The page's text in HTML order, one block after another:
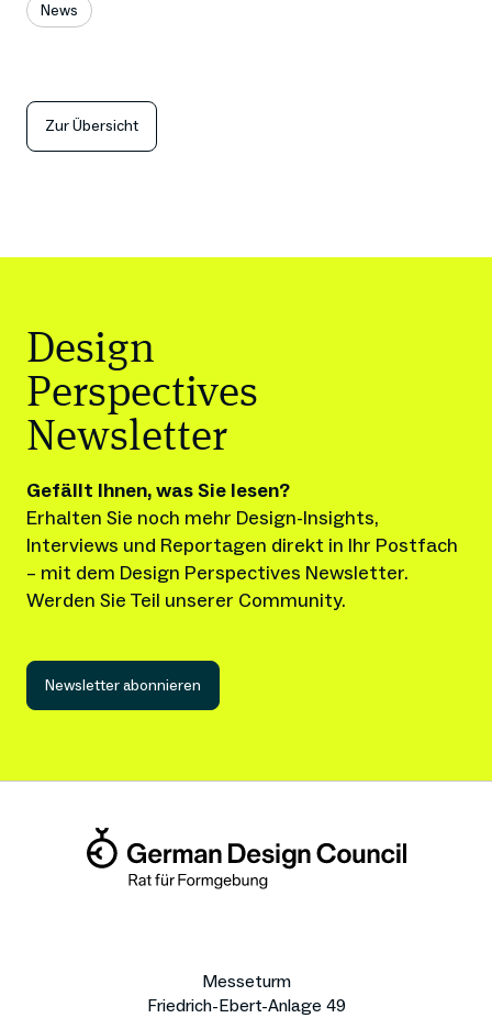
News
Zur Übersicht
Design
Perspectives
Newsletter
Gefällt Ihnen, was Sie lesen?
Erhalten Sie noch mehr Design-Insights,
Interviews und Reportagen direkt in Ihr Postfach
– mit dem Design Perspectives Newsletter.
Werden Sie Teil unserer Community.
Newsletter abonnieren
Messeturm
Friedrich-Ebert-Anlage 49